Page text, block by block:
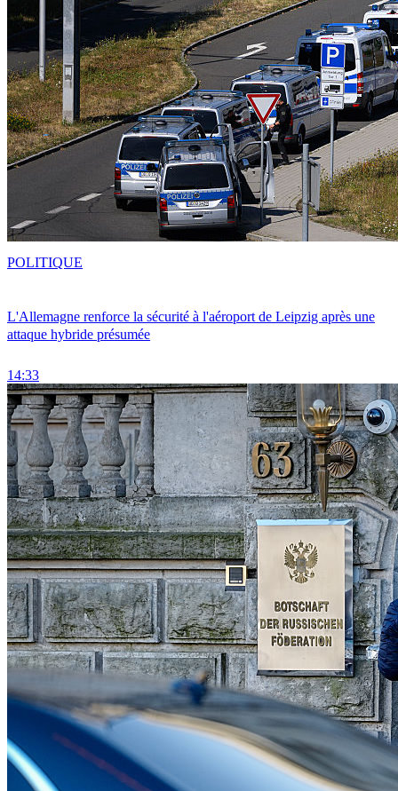
L'Allemagne renforce la sécurité à l'aéroport de Leipzig après une
attaque hybride présumée
14:33
POLITIQUE